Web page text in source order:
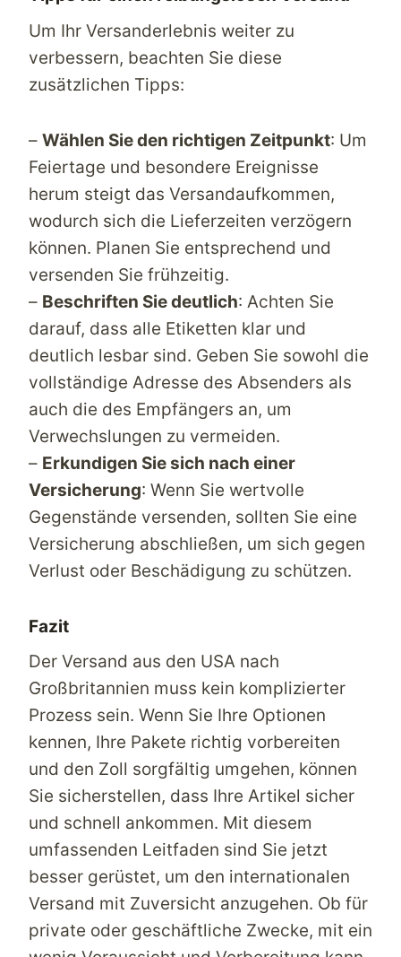
Um Ihr Versanderlebnis weiter zu
verbessern, beachten Sie diese
zusätzlichen Tipps:
– Wählen Sie den richtigen Zeitpunkt: Um
Feiertage und besondere Ereignisse
herum steigt das Versandaufkommen,
wodurch sich die Lieferzeiten verzögern
können. Planen Sie entsprechend und
versenden Sie frühzeitig.
– Beschriften Sie deutlich: Achten Sie
darauf, dass alle Etiketten klar und
deutlich lesbar sind. Geben Sie sowohl die
vollständige Adresse des Absenders als
auch die des Empfängers an, um
Verwechslungen zu vermeiden.
– Erkundigen Sie sich nach einer
Versicherung: Wenn Sie wertvolle
Gegenstände versenden, sollten Sie eine
Versicherung abschließen, um sich gegen
Verlust oder Beschädigung zu schützen.
Fazit
Der Versand aus den USA nach
Großbritannien muss kein komplizierter
Prozess sein. Wenn Sie Ihre Optionen
kennen, Ihre Pakete richtig vorbereiten
und den Zoll sorgfältig umgehen, können
Sie sicherstellen, dass Ihre Artikel sicher
und schnell ankommen. Mit diesem
umfassenden Leitfaden sind Sie jetzt
besser gerüstet, um den internationalen
Versand mit Zuversicht anzugehen. Ob für
private oder geschäftliche Zwecke, mit ein